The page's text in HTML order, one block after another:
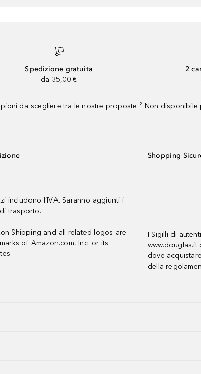
Spedizione gratuita
da 35,00 €
2
da scegliere tra le nostre proposte ² Non
includono l’IVA. Saranno aggiunti i
trasporto.
Shipping and all related logos are
of Amazon.com, Inc. or its
Shopping
I Sigilli di
www.douglas.it
dove
della